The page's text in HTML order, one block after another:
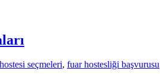
seçmeleri, fuar hostesliği başvurusu